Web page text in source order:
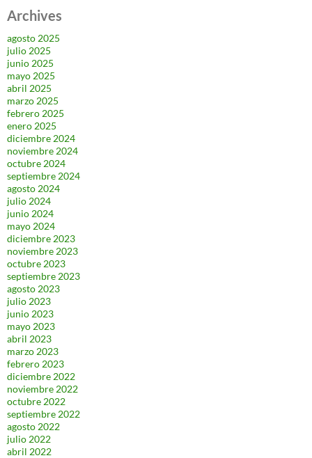
Archives
agosto 2025
julio 2025
junio 2025
mayo 2025
abril 2025
marzo 2025
febrero 2025
enero 2025
diciembre 2024
noviembre 2024
octubre 2024
septiembre 2024
agosto 2024
julio 2024
junio 2024
mayo 2024
diciembre 2023
noviembre 2023
octubre 2023
septiembre 2023
agosto 2023
julio 2023
junio 2023
mayo 2023
abril 2023
marzo 2023
febrero 2023
diciembre 2022
noviembre 2022
octubre 2022
septiembre 2022
agosto 2022
julio 2022
abril 2022